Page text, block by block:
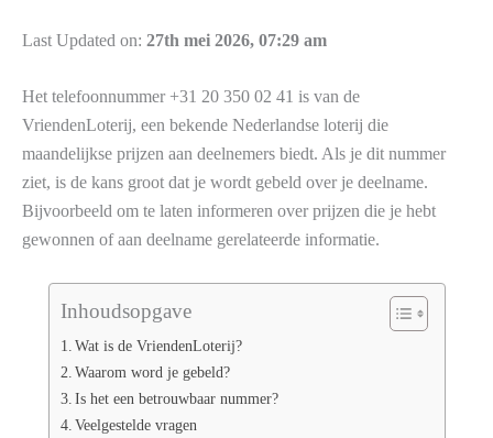
Last Updated on: 27th mei 2026, 07:29 am
Het telefoonnummer +31 20 350 02 41 is van de
VriendenLoterij, een bekende Nederlandse loterij die
maandelijkse prijzen aan deelnemers biedt. Als je dit nummer
ziet, is de kans groot dat je wordt gebeld over je deelname.
Bijvoorbeeld om te laten informeren over prijzen die je hebt
gewonnen of aan deelname gerelateerde informatie.
Inhoudsopgave
Wat is de VriendenLoterij?
Waarom word je gebeld?
Is het een betrouwbaar nummer?
Veelgestelde vragen